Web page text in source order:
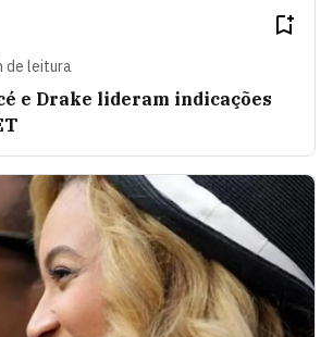
de leitura
e Drake lideram indicações